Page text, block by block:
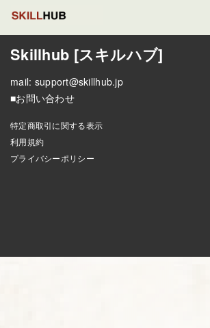
Skillhub [スキルハブ]
mail: support@skillhub.jp
■お問い合わせ
特定商取引に関する表示
利用規約
プライバシーポリシー